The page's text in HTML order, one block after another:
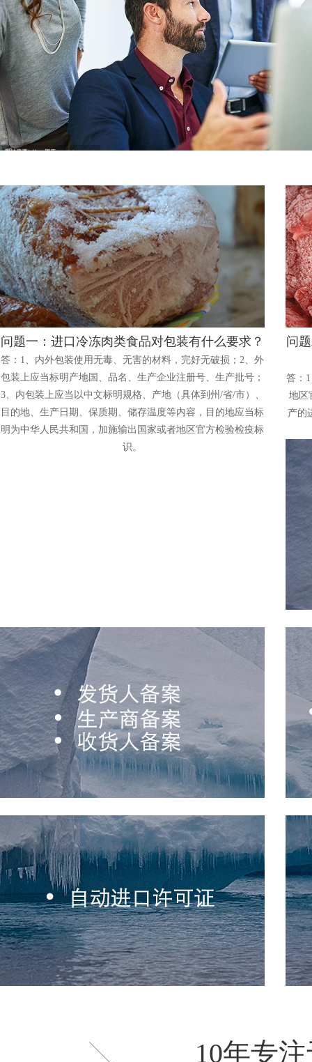
问题一：进口冷冻肉类食品对包装有什么要求？
答：1、内外包装使用无毒、无害的材料，完好无破损；2、外
包装上应当标明产地国、品名、生产企业注册号、生产批号；
3、内包装上应当以中文标明规格、产地（具体到州/省/市）、
目的地、生产日期、保质期、储存温度等内容，目的地应当标
明为中华人民共和国，加施输出国家或者地区官方检验检疫标
识。
问
答：
地区
产的
10年专